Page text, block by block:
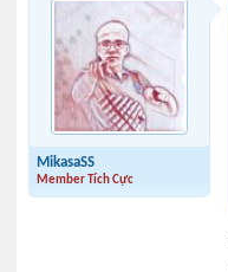
MikasaSS
Member Tích Cực